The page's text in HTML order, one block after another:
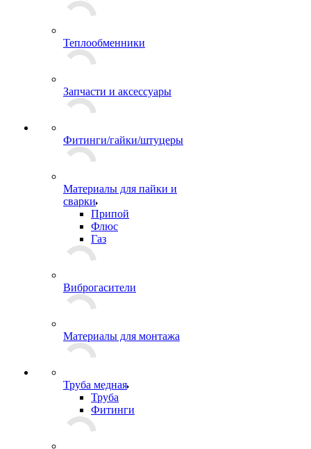
Теплообменники
Запчасти и аксессуары
Фитинги/гайки/штуцеры
Материалы для пайки и
сварки
Припой
Флюс
Газ
Виброгасители
Материалы для монтажа
Труба медная
Труба
Фитинги